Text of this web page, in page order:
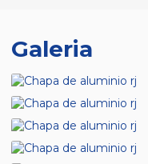
Galeria